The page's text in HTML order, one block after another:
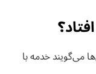
می‌گویند خدمه با